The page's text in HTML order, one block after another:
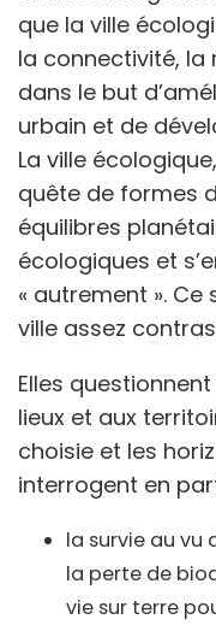
que la ville
la connectivité,
dans le but
urbain et de
La ville
quête de formes
équilibres
écologiques et
« autrement ».
ville assez
Elles
lieux et aux
choisie et les
interrogent en
la survie au vu
la perte de
vie sur terre